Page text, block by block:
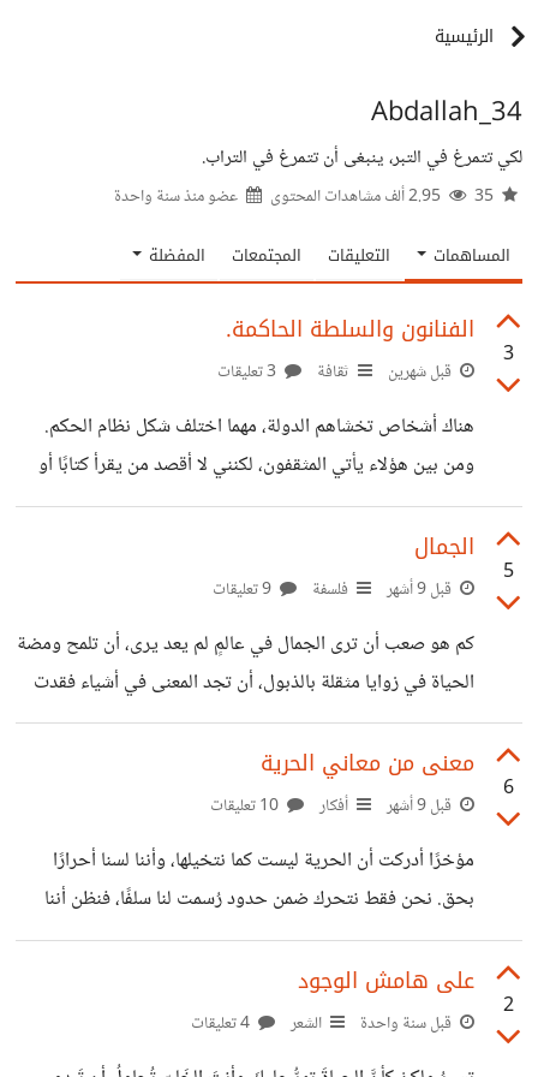
الرئيسية
Abdallah_34
لكي تتمرغ في التبر، ينبغى أن تتمرغ في التراب.
عضو منذسنة واحدة
المساهمات التعليقات المجتمعات المفضلة
3
الفنانون والسلطة الحاكمة.
قبل شهرين ثقافة
هناك أشخاص تخشاهم الدولة، مهما اختلف شكل نظام الحكم.
ومن بين هؤلاء يأتي المثقفون، لكنني لا أقصد من يقرأ كتابًا أو
اثنين ثم يطلق على نفسه لقب "مثقف"، بل أقصد الفنان
الحقيقي: الأديب، والرسام، والموسيقي، والممثل، وكل من يحمل
داخله حسًا فنيًا أصيلًا. فالفن، في كثير من الأحيان، يمنح صاحبه
يوجد خلف جدران المؤسسات من هم أكثر وعيًا أيضًا، لكنني
ألاحظ أن الدولة كثيرًا ما تنظر إلى أصحاب الفن المستقل بعين
5
الجمال
قبل 9 أشهر فلسفة
كم هو صعب أن ترى الجمال في عالمٍ لم يعد يرى، أن تلمح ومضة
الحياة في زوايا مثقلة بالذبول، أن تجد المعنى في أشياء فقدت
معناها. يرونك غريبًا حين تبتسم أمام بحيرةٍ باهتةٍ أو شجرةٍ
ذابلة، كأنك تمارس طقوسًا خارجةً عن المنطق، لا يدركون أنك
ترى ما لا يُرى، وتسمع ما لا يُقال. أنت لا تنظر إلى الألوان، بل إلى
ينسكب كدمعةٍ هادئة على صفحة الماء، إلى الريح وهي
6
معنى من معاني الحرية
قبل 9 أشهر أفكار
مؤخرًا أدركت أن الحرية ليست كما نتخيلها، وأننا لسنا أحرارًا
بحق. نحن فقط نتحرك ضمن حدود رُسمت لنا سلفًا، فنظن أننا
نختار بينما نحن في الحقيقة نُقاد. إن ما نعتبره حرية ليس سوى
مساحة ضيقة أُبيح لنا التجول فيها، مساحة تزيَّن بالكلمات الكبيرة
عن "الاختيار" و"الإرادة"، لكنها محكومة بسلاسل غير مرئية من
2
على هامش الوجود
قبل سنة واحدة الشعر